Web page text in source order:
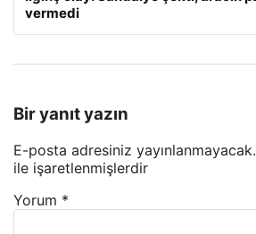
vermedi
Bir yanıt yazın
E-posta adresiniz yayınlanmayacak.
ile işaretlenmişlerdir
Yorum *